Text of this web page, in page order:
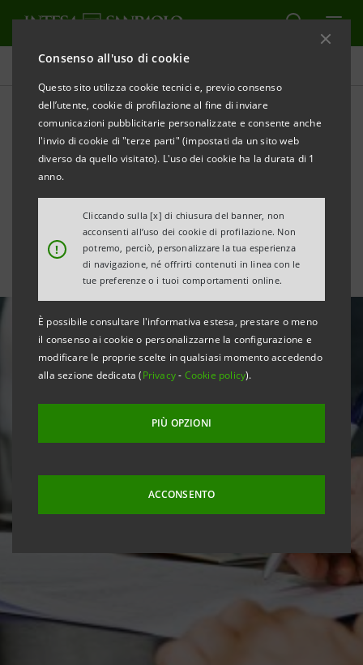
Consenso all'uso di cookie
Questo sito utilizza cookie tecnici e, previo consenso
dell’utente, cookie di profilazione al fine di inviare
comunicazioni pubblicitarie personalizzate e consente anche
l'invio di cookie di "terze parti" (impostati da un sito web
diverso da quello visitato). L'uso dei cookie ha la durata di 1
anno.
!
Cliccando sulla [x] di chiusura del banner, non
acconsenti all’uso dei cookie di profilazione. Non
potremo, perciò, personalizzare la tua esperienza
di navigazione, né offrirti contenuti in linea con le
tue preferenze o i tuoi comportamenti online.
È possibile consultare l'informativa estesa, prestare o meno
il consenso ai cookie o personalizzarne la configurazione e
modificare le proprie scelte in qualsiasi momento accedendo
alla sezione dedicata (Privacy- Cookie policy).
PIÙ OPZIONI
ACCONSENTO
Area Media
Mercato residenziale
italiano: crescono i mutui, le
compravendite e i prezzi